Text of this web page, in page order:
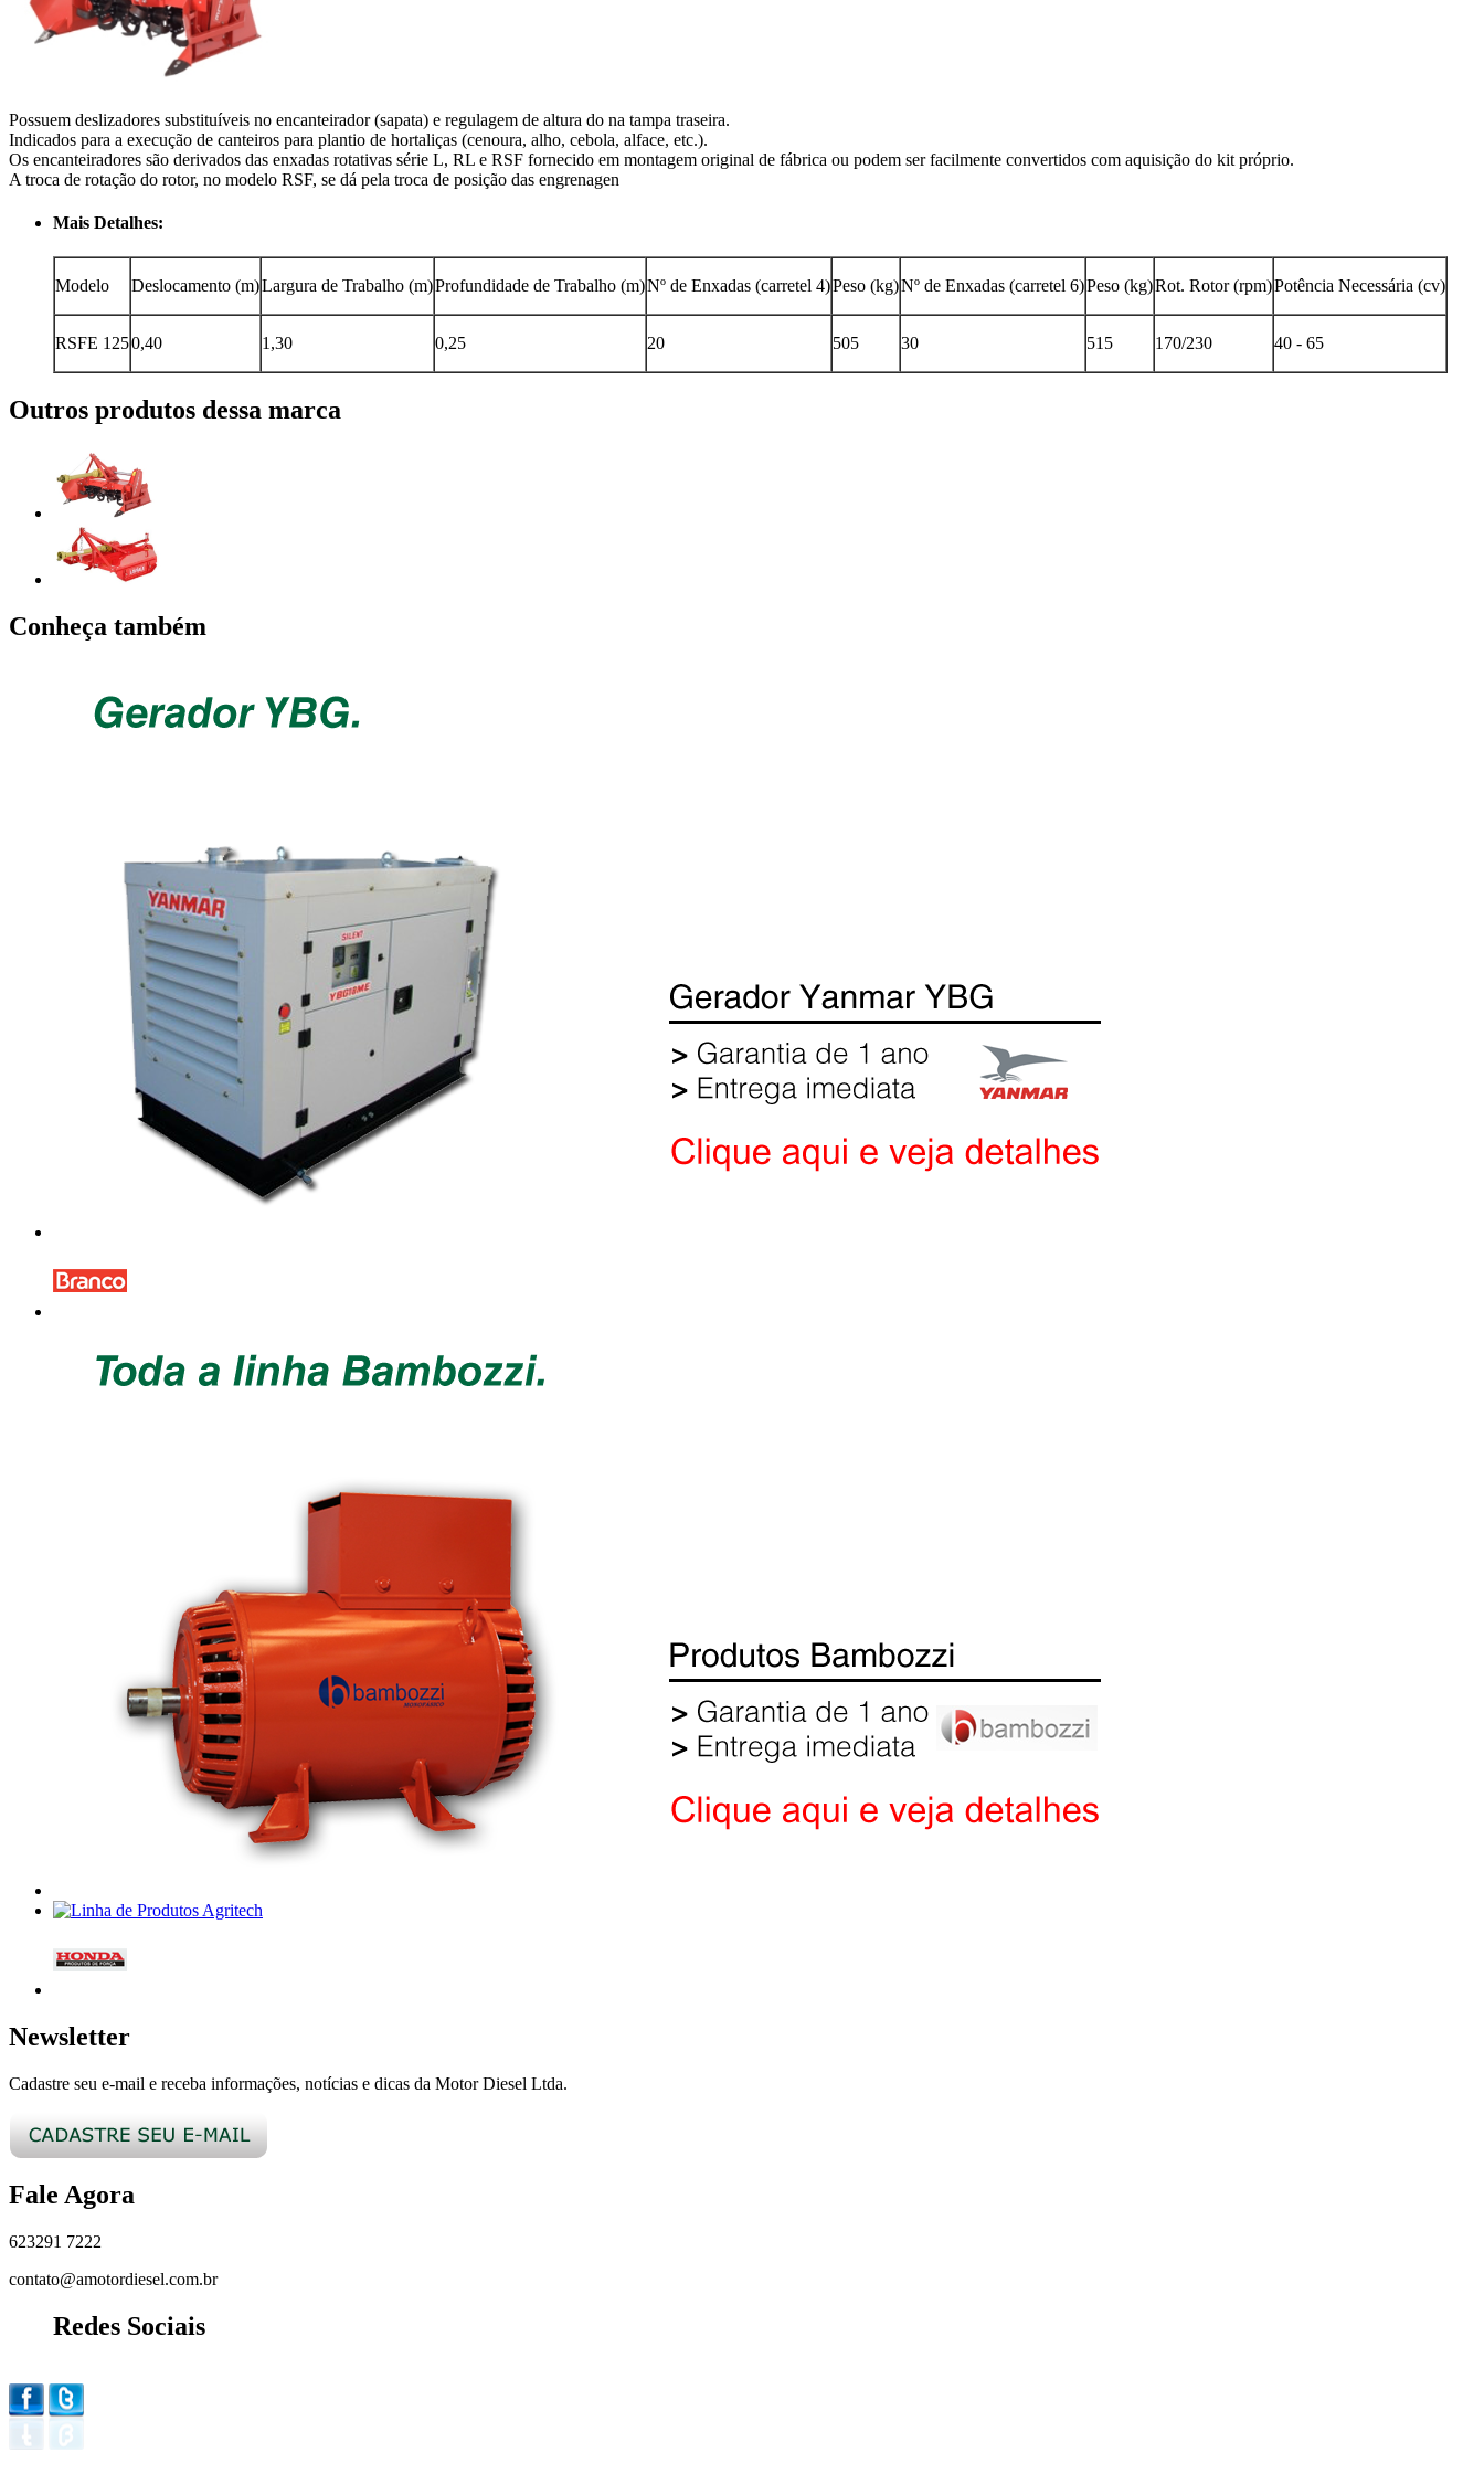
Possuem deslizadores substituíveis no encanteirador (sapata) e regulagem de altura do na tampa traseira.
Indicados para a execução de canteiros para plantio de hortaliças (cenoura, alho, cebola, alface, etc.).
Os encanteiradores são derivados das enxadas rotativas série L, RL e RSF fornecido em montagem original de fábrica ou podem ser facilmente convertidos com aquisição do kit próprio.
A troca de rotação do rotor, no modelo RSF, se dá pela troca de posição das engrenagen
Mais Detalhes:
Modelo Deslocamento (m)Largura de Trabalho (m)Profundidade de Trabalho (m)Nº de Enxadas (carretel 4)Peso (kg)Nº de Enxadas (carretel 6)Peso (kg)Rot. Rotor (rpm)Potência Necessária (cv)
RSFE 1250,40 1,30 0,25 20 505 30 515 170/230 40 - 65
Outros produtos dessa marca
Conheça também
Newsletter
Cadastre seu e-mail e receba informações, notícias e dicas da Motor Diesel Ltda.
Fale Agora
623291 7222
contato@amotordiesel.com.br
Redes Sociais